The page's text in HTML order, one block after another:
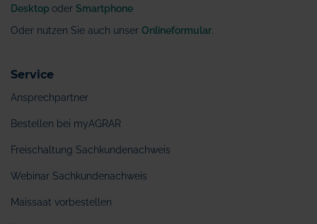
Desktop oder Smartphone
Oder nutzen Sie auch unser Onlineformular
Service
Ansprechpartner
Bestellen bei myAGRAR
Freischaltung Sachkundenachweis
Webinar Sachkundenachweis
Maissaat vorbestellen